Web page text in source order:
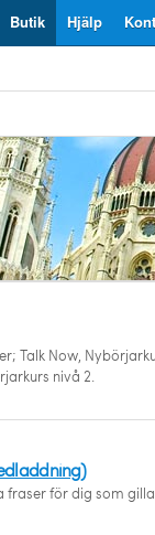
Hjälp
Butik
Talk Now,
nivå 2.
fraser för dig som